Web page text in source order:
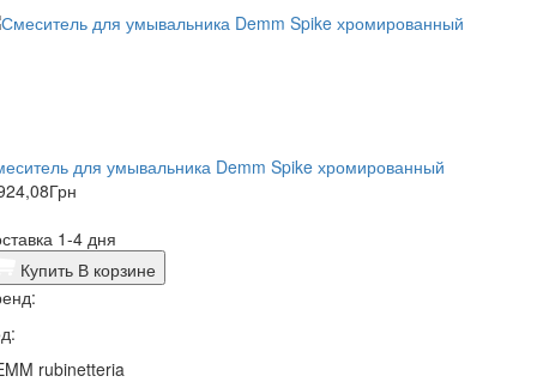
для умывальника Demm Spike хромированный
Грн
1-4 дня
Купить В корзине
rubinetteria